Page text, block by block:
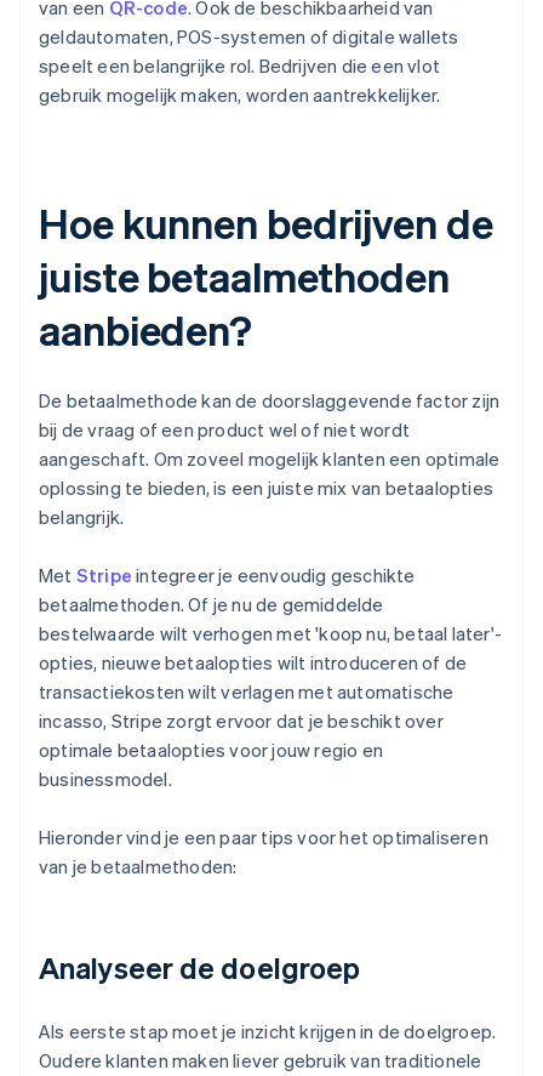
van een QR-code. Ook de beschikbaarheid van
geldautomaten, POS-systemen of digitale wallets
speelt een belangrijke rol. Bedrijven die een vlot
gebruik mogelijk maken, worden aantrekkelijker.
Hoe kunnen bedrijven de
juiste betaalmethoden
aanbieden?
De betaalmethode kan de doorslaggevende factor zijn
bij de vraag of een product wel of niet wordt
aangeschaft. Om zoveel mogelijk klanten een optimale
oplossing te bieden, is een juiste mix van betaalopties
belangrijk.
Met Stripe integreer je eenvoudig geschikte
betaalmethoden. Of je nu de gemiddelde
bestelwaarde wilt verhogen met 'koop nu, betaal later'-
opties, nieuwe betaalopties wilt introduceren of de
transactiekosten wilt verlagen met automatische
incasso, Stripe zorgt ervoor dat je beschikt over
optimale betaalopties voor jouw regio en
businessmodel.
Hieronder vind je een paar tips voor het optimaliseren
van je betaalmethoden:
Analyseer de doelgroep
Als eerste stap moet je inzicht krijgen in de doelgroep.
Oudere klanten maken liever gebruik van traditionele